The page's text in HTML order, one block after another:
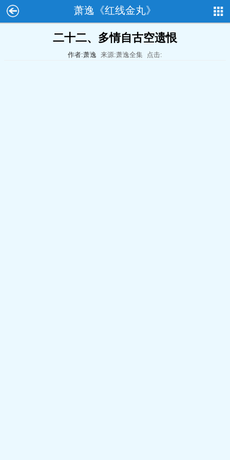
萧逸《红线金丸》
二十二、多情自古空遗恨
作者:萧逸 来源:萧逸全集 点击: